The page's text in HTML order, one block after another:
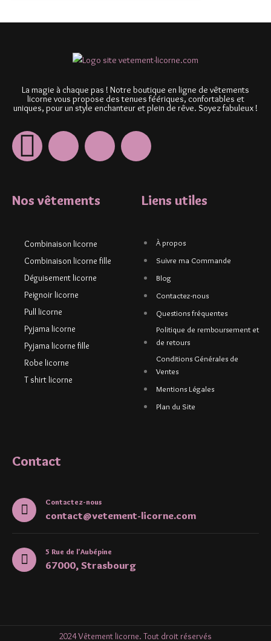
La magie à chaque pas ! Notre boutique en ligne de vêtements
licorne vous propose des tenues féériques, confortables et
uniques, pour un style enchanteur et plein de rêve. Soyez fabuleux !
Nos vêtements
Combinaison licorne
Combinaison licorne fille
Déguisement licorne
Peignoir licorne
Pull licorne
Pyjama licorne
Pyjama licorne fille
Robe licorne
T shirt licorne
Liens utiles
À propos
Suivre ma Commande
Blog
Contactez-nous
Questions fréquentes
Politique de remboursement et
de retours
Conditions Générales de
Ventes
Mentions Légales
Plan du Site
Contact
Contactez-nous
contact@vetement-licorne.com
5 Rue de l'Aubépine
67000, Strasbourg
2024 Vêtement licorne. Tout droit réservés